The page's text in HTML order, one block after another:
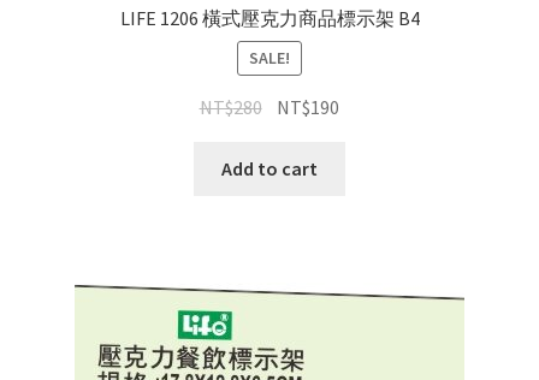
LIFE 1206 橫式壓克力商品標示架 B4
SALE!
NT$280 NT$190
Add to cart